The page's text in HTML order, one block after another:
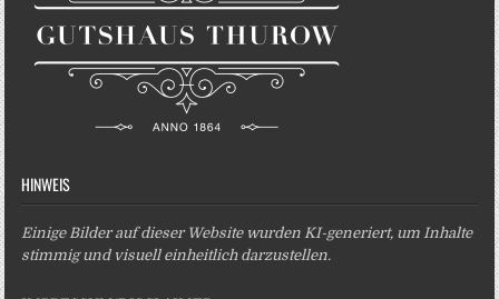
HINWEIS
Einige Bilder auf dieser Website wurden KI-generiert, um Inhalte
stimmig und visuell einheitlich darzustellen.